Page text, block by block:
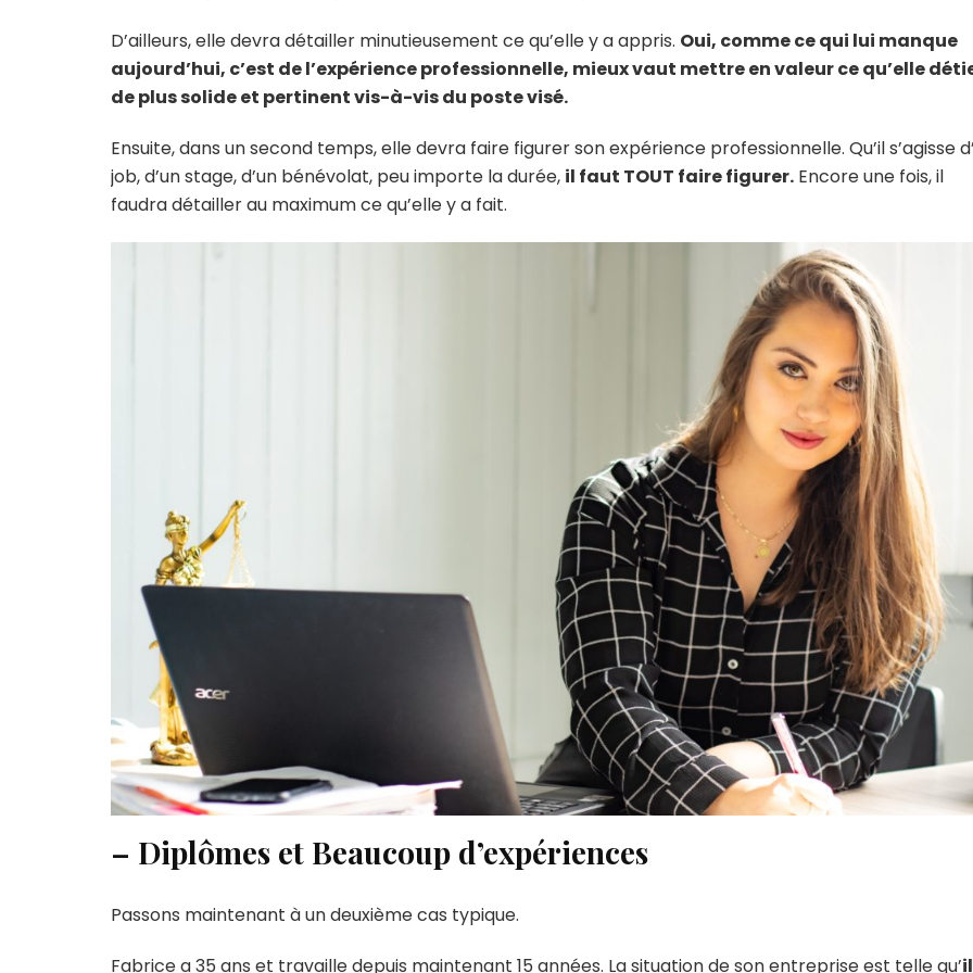
D’ailleurs, elle devra détailler minutieusement ce qu’elle y a appris. Oui, comme ce qui lui manque
aujourd’hui, c’est de l’expérience professionnelle, mieux vaut mettre en valeur ce qu’elle
de plus solide et pertinent vis-à-vis du poste visé.
Ensuite, dans un second temps, elle devra faire figurer son expérience professionnelle. Qu’il s’agisse
job, d’un stage, d’un bénévolat, peu importe la durée, il faut TOUT faire figurer. Encore une fois, il
faudra détailler au maximum ce qu’elle y a fait.
– Diplômes et Beaucoup d’expériences
Passons maintenant à un deuxième cas typique.
Fabrice a 35 ans et travaille depuis maintenant 15 années. La situation de son entreprise est telle qu’il